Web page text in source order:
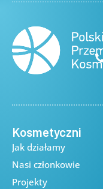
Kosmetyczni
Jak działamy
Nasi członkowie
Projekty